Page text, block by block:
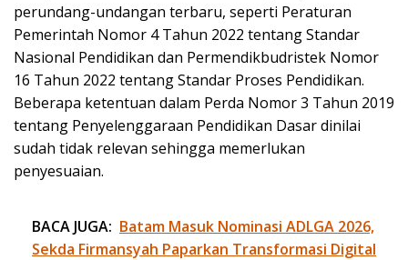
perundang-undangan terbaru, seperti Peraturan
Pemerintah Nomor 4 Tahun 2022 tentang Standar
Nasional Pendidikan dan Permendikbudristek Nomor
16 Tahun 2022 tentang Standar Proses Pendidikan.
Beberapa ketentuan dalam Perda Nomor 3 Tahun 2019
tentang Penyelenggaraan Pendidikan Dasar dinilai
sudah tidak relevan sehingga memerlukan
penyesuaian.
BACA JUGA: Batam Masuk Nominasi ADLGA 2026,
Sekda Firmansyah Paparkan Transformasi Digital